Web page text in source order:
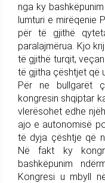
nga ky
lumturi e mirëqenie
për të gjithë
paralajmërua. Kjo
të gjithë turqit,
të gjitha çështjet që
Për ne bullgarët
kongresin shqiptar
vlerësohet edhe
ajo e autonomisë
të dyja çështje që
Në fakt ky
bashkëpunim
Kongresi u mbyll